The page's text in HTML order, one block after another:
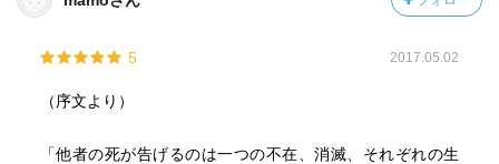
5 2017.05.02
（序文より）
「他者の死が告げるのは一つの不在、消滅、それぞれの生